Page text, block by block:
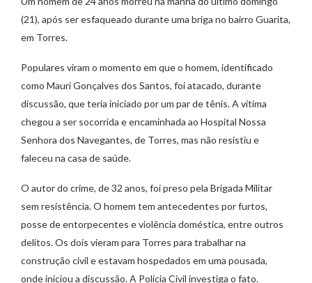
(21), após ser esfaqueado durante uma briga no bairro Guarita,
em Torres.
Populares viram o momento em que o homem, identificado
como Mauri Gonçalves dos Santos, foi atacado, durante
discussão, que teria iniciado por um par de tênis. A vítima
chegou a ser socorrida e encaminhada ao Hospital Nossa
Senhora dos Navegantes, de Torres, mas não resistiu e
faleceu na casa de saúde.
O autor do crime, de 32 anos, foi preso pela Brigada Militar
sem resistência. O homem tem antecedentes por furtos,
posse de entorpecentes e violência doméstica, entre outros
delitos. Os dois vieram para Torres para trabalhar na
construção civil e estavam hospedados em uma pousada,
onde iniciou a discussão. A Polícia Civil investiga o fato.